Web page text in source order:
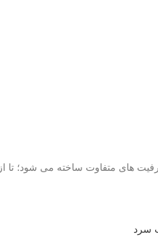
های متفاوت ساخته می شود؛ تا از
سرد